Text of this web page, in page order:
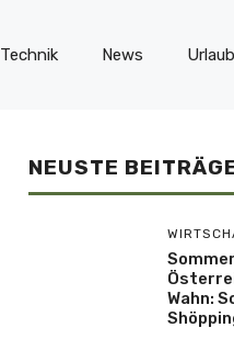
Technik News Urlaub
NEUSTE
Wahn: